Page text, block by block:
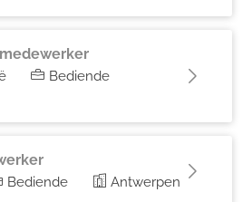
Bediende
Bediende Antwerpen